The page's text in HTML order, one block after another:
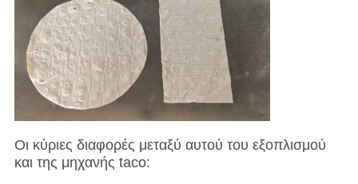
Οι κύριες διαφορές μεταξύ αυτού του εξοπλισμού
και της μηχανής taco: